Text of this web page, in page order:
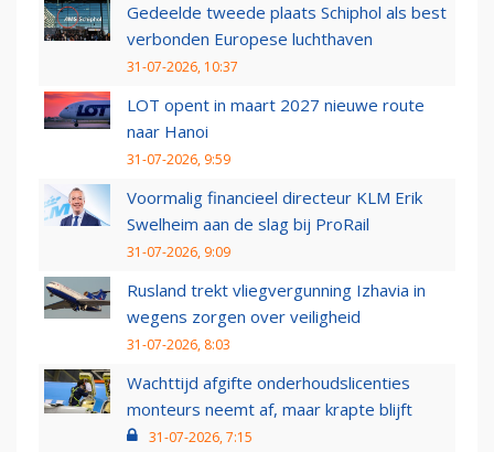
Gedeelde tweede plaats Schiphol als best
verbonden Europese luchthaven
31-07-2026, 10:37
LOT opent in maart 2027 nieuwe route
naar Hanoi
31-07-2026, 9:59
Voormalig financieel directeur KLM Erik
Swelheim aan de slag bij ProRail
31-07-2026, 9:09
Rusland trekt vliegvergunning Izhavia in
wegens zorgen over veiligheid
31-07-2026, 8:03
Wachttijd afgifte onderhoudslicenties
monteurs neemt af, maar krapte blijft
31-07-2026, 7:15